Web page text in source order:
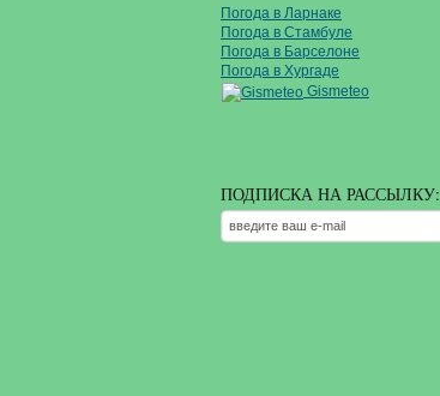
Погода в Ларнаке
Погода в Стамбуле
Погода в Барселоне
Погода в Хургаде
Gismeteo
ПОДПИСКА НА РАССЫЛКУ: